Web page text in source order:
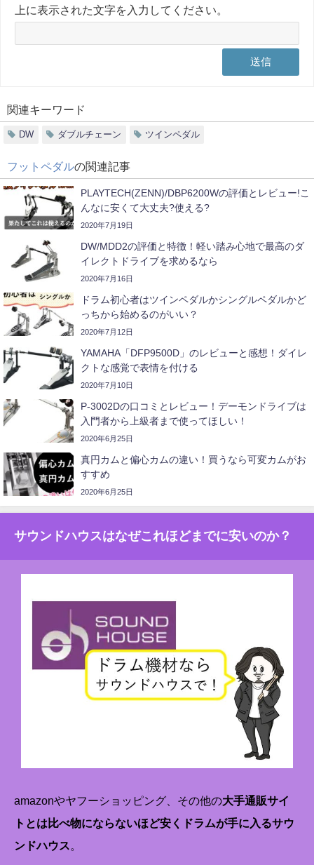
上に表示された文字を入力してください。
関連キーワード
DW ダブルチェーン ツインペダル
フットペダルの関連記事
PLAYTECH(ZENN)/DBP6200Wの評価とレビュー!こ
んなに安くて大丈夫?使える?
2020年7月19日
DW/MDD2の評価と特徴！軽い踏み心地で最高のダ
イレクトドライブを求めるなら
2020年7月16日
ドラム初心者はツインペダルかシングルペダルかど
っちから始めるのがいい？
2020年7月12日
YAMAHA「DFP9500D」のレビューと感想！ダイレ
クトな感覚で表情を付ける
2020年7月10日
P-3002Dの口コミとレビュー！デーモンドライブは
入門者から上級者まで使ってほしい！
2020年6月25日
真円カムと偏心カムの違い！買うなら可変カムがお
すすめ
2020年6月25日
サウンドハウスはなぜこれほどまでに安いのか？
amazonやヤフーショッピング、その他の大手通販サイ
トとは比べ物にならないほど安くドラムが手に入るサウ
ンドハウス。